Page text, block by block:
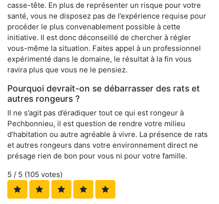
casse-tête. En plus de représenter un risque pour votre
santé, vous ne disposez pas de l’expérience requise pour
procéder le plus convenablement possible à cette
initiative. Il est donc déconseillé de chercher à régler
vous-même la situation. Faites appel à un professionnel
expérimenté dans le domaine, le résultat à la fin vous
ravira plus que vous ne le pensiez.
Pourquoi devrait-on se débarrasser des rats et
autres rongeurs ?
Il ne s’agit pas d’éradiquer tout ce qui est rongeur à
Pechbonnieu, il est question de rendre votre milieu
d’habitation ou autre agréable à vivre. La présence de rats
et autres rongeurs dans votre environnement direct ne
présage rien de bon pour vous ni pour votre famille.
5 / 5 (105 votes)